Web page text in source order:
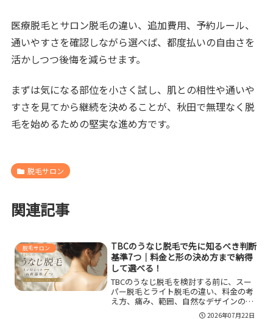
医療脱毛とサロン脱毛の違い、追加費用、予約ルール、
通いやすさを確認しながら選べば、都度払いの自由さを
活かしつつ後悔を減らせます。
まずは気になる部位を小さく試し、肌との相性や通いや
すさを見てから継続を決めることが、秋田で無理なく脱
毛を始めるための堅実な進め方です。
脱毛サロン
関連記事
脱毛サロン
TBCのうなじ脱毛で先に知るべき判断
基準7つ｜料金と形の決め方まで納得
して選べる！
TBCのうなじ脱毛を検討する前に、スー
パー脱毛とライト脱毛の違い、料金の考
え方、痛み、範囲、自然なデザインの決
め方を整理します。えりあしや首うしろ
2026年07月22日